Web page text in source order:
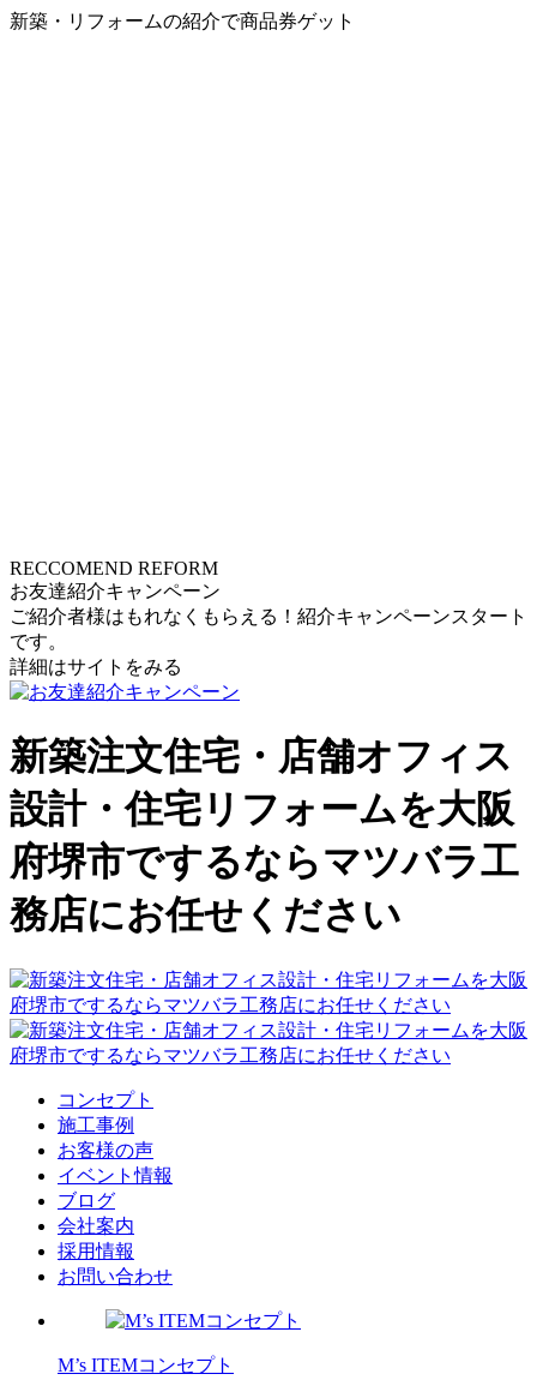
新築・リフォームの紹介で商品券ゲット
RECCOMEND REFORM
お友達紹介キャンペーン
ご紹介者様はもれなくもらえる！紹介キャンペーンスタート
です。
詳細はサイトをみる
新築注文住宅・店舗オフィス
設計・住宅リフォームを大阪
府堺市でするならマツバラ工
務店にお任せください
コンセプト
施工事例
お客様の声
イベント情報
ブログ
会社案内
採用情報
お問い合わせ
M’s ITEMコンセプト